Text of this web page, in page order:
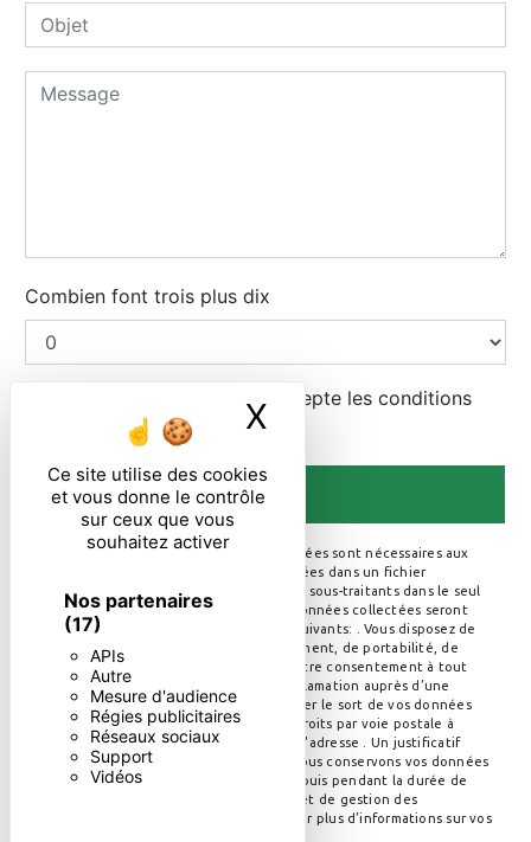
Ce site utilise des cookies
et vous donne le contrôle
sur ceux que vous
souhaitez activer
Nos partenaires
(17)
APIs
Autre
Mesure d'audience
Régies publicitaires
Réseaux sociaux
Support
Vidéos
X Masquer le
Combien font trois plus dix
En cochant cette case, j'accepte les conditions
particulières ci-dessous **
ENVOYER
** Les données personnelles communiquées sont nécessaires aux
fins de vous contacter et sont enregistrées dans un fichier
informatisé. Elles sont destinées à et ses sous-traitants dans le seul
but de répondre à votre message. Les données collectées seront
communiquées aux seuls destinataires suivants: . Vous disposez de
droits d’accès, de rectification, d’effacement, de portabilité, de
limitation, d’opposition, de retrait de votre consentement à tout
moment et du droit d’introduire une réclamation auprès d’une
autorité de contrôle, ainsi que d’organiser le sort de vos données
post-mortem. Vous pouvez exercer ces droits par voie postale à
l'adresse ou par courrier électronique à l'adresse . Un justificatif
d'identité pourra vous être demandé. Nous conservons vos données
pendant la période de prise de contact puis pendant la durée de
prescription légale aux fins probatoires et de gestion des
contentieux. Consultez le site cnil.fr pour plus d’informations sur vos